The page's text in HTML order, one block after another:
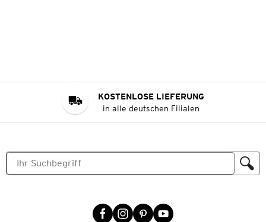
KOSTENLOSE LIEFERUNG
in alle deutschen Filialen